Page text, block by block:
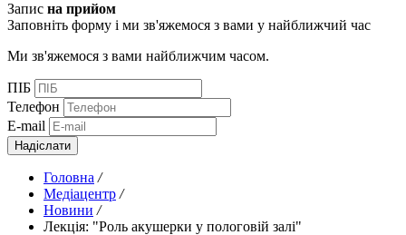
Запис на прийом
Заповніть форму і ми зв'яжемося з вами у найближчий час
Ми зв'яжемося з вами найближчим часом.
ПІБ
Телефон
E-mail
Надіслати
Головна /
Медіацентр /
Новини /
Лекція: "Роль акушерки у пологовій залі"